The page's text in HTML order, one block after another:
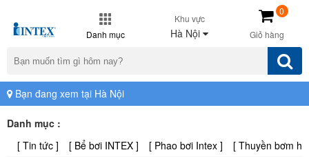
Danh mục
Khu vực
Hà Nội Giỏ hàng
0
Bạn đang xem tại Hà Nội
Danh mục :
[ Tin tức ]
[ Bể bơi INTEX ] [ Phao bơi Intex ] [ Thuyền bơm